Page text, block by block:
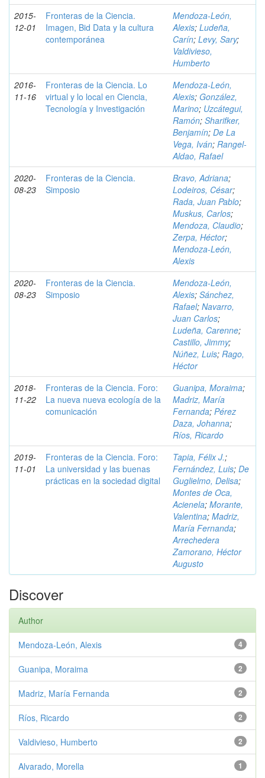
2015-
12-01
Fronteras de la Ciencia.
Imagen, Bid Data y la cultura
contemporánea
Mendoza-León,
Alexis; Ludeña,
Carín; Levy, Sary;
Valdivieso,
Humberto
2016-
11-16
Fronteras de la Ciencia. Lo
virtual y lo local en Ciencia,
Tecnología y Investigación
Mendoza-León,
Alexis; González,
Marino; Uzcátegui,
Ramón; Sharifker,
Benjamín; De La
Vega, Iván; Rangel-
Aldao, Rafael
2020-
08-23
Fronteras de la Ciencia.
Simposio
Bravo, Adriana;
Lodeiros, César;
Rada, Juan Pablo;
Muskus, Carlos;
Mendoza, Claudio;
Zerpa, Héctor;
Mendoza-León,
Alexis
2020-
08-23
Fronteras de la Ciencia.
Simposio
Mendoza-León,
Alexis; Sánchez,
Rafael; Navarro,
Juan Carlos;
Ludeña, Carenne;
Castillo, Jimmy;
Núñez, Luis; Rago,
Héctor
2018-
11-22
Fronteras de la Ciencia. Foro:
La nueva nueva ecología de la
comunicación
Guanipa, Moraima;
Madriz, María
Fernanda; Pérez
Daza, Johanna;
Ríos, Ricardo
2019-
11-01
Fronteras de la Ciencia. Foro:
La universidad y las buenas
prácticas en la sociedad digital
Tapia, Félix J.;
Fernández, Luis; De
Guglielmo, Delisa;
Montes de Oca,
Acienela; Morante,
Valentina; Madriz,
María Fernanda;
Arrechedera
Zamorano, Héctor
Augusto
Discover
Author
4
Mendoza-León, Alexis
2
Guanipa, Moraima
2
Madriz, María Fernanda
2
Ríos, Ricardo
2
Valdivieso, Humberto
1
Alvarado, Morella